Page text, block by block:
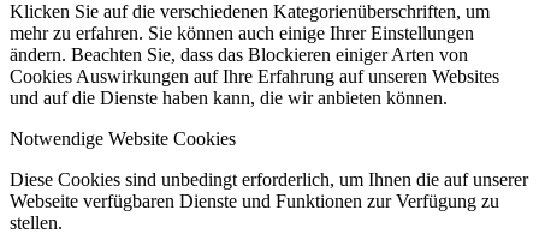
Klicken Sie auf die verschiedenen Kategorienüberschriften, um
mehr zu erfahren. Sie können auch einige Ihrer Einstellungen
ändern. Beachten Sie, dass das Blockieren einiger Arten von
Cookies Auswirkungen auf Ihre Erfahrung auf unseren Websites
und auf die Dienste haben kann, die wir anbieten können.
Notwendige Website Cookies
Diese Cookies sind unbedingt erforderlich, um Ihnen die auf unserer
Webseite verfügbaren Dienste und Funktionen zur Verfügung zu
stellen.